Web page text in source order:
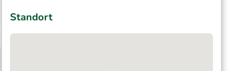
Standort